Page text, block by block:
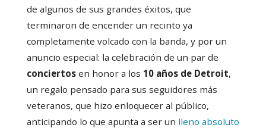
de algunos de sus grandes éxitos, que
terminaron de encender un recinto ya
completamente volcado con la banda, y por un
anuncio especial: la celebración de un par de
conciertosen honor a los 10 años de Detroit,
un regalo pensado para sus seguidores más
veteranos, que hizo enloquecer al público,
anticipando lo que apunta a ser un lleno absoluto